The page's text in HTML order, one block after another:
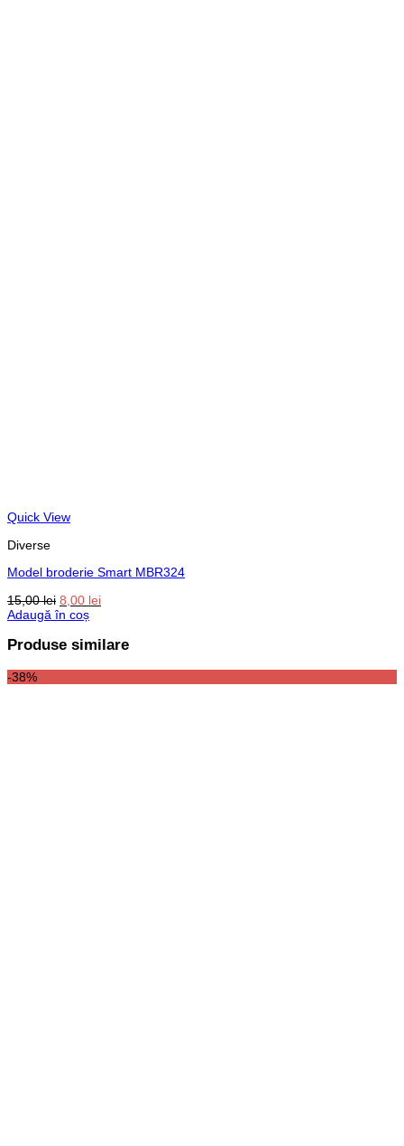
Quick View
Diverse
Model broderie Smart MBR324
15,00lei Prețul
inițial
fost:
8,00 leiPrețul
8,00 lei.
Adaugă în coș
Produse similare
-38%